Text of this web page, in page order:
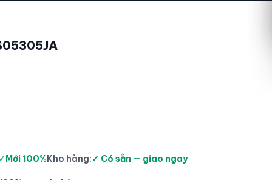
✓Mới 100%Kho hàng:✓ Có sẵn — giao ngay